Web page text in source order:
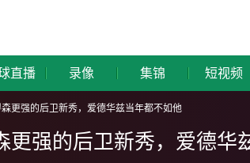
直播 录像 集锦 短视频
更强的后卫新秀，爱德华兹当年都不如他
强的后卫新秀，爱德华